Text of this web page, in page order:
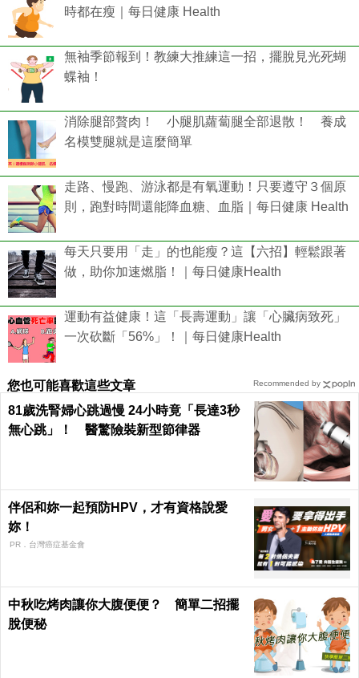
時都在瘦｜每日健康 Health
無袖季節報到！教練大推練這一招，擺脫見光死蝴
蝶袖！
消除腿部贅肉！ 小腿肌蘿蔔腿全部退散！ 養成
名模雙腿就是這麼簡單
走路、慢跑、游泳都是有氧運動！只要遵守３個原
則，跑對時間還能降血糖、血脂｜每日健康 Health
每天只要用「走」的也能瘦？這【六招】輕鬆跟著
做，助你加速燃脂！｜每日健康Health
運動有益健康！這「長壽運動」讓「心臟病致死」
一次砍斷「56%」！｜每日健康Health
您也可能喜歡這些文章
81歲洗腎婦心跳過慢 24小時竟「長達3秒
無心跳」！ 醫驚險裝新型節律器
伴侶和妳一起預防HPV，才有資格說愛
妳！
PR．台灣癌症基金會
中秋吃烤肉讓你大腹便便？ 簡單二招擺
脫便秘
Recommended by